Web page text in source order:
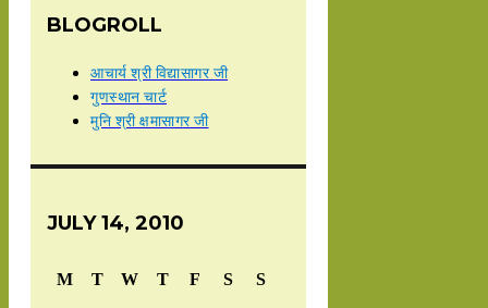
BLOGROLL
आचार्य श्री विद्यासागर जी
गुणस्थान चार्ट
मुनि श्री क्षमासागर जी
JULY 14, 2010
M T W T F S
S